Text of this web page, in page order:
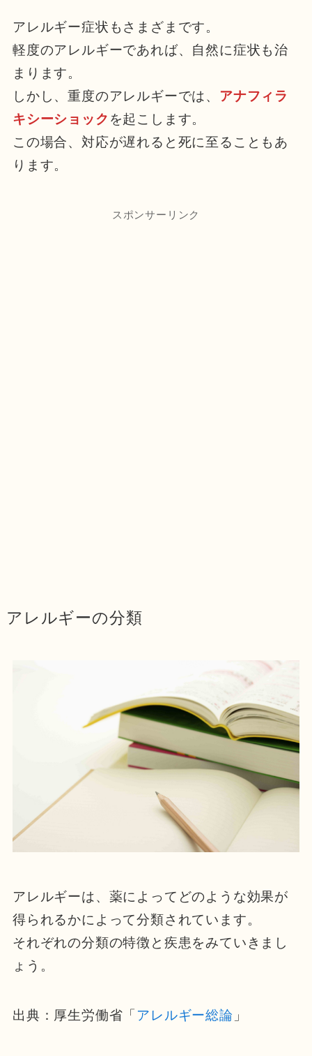
アレルギー症状もさまざまです。
軽度のアレルギーであれば、自然に症状も治
まります。
しかし、重度のアレルギーでは、 アナフィラ
キシーショック を起こします。
この場合、対応が遅れると死に至ることもあ
ります。
スポンサーリンク
アレルギーの分類
アレルギーは、薬によってどのような効果が
得られるかによって分類されています。
それぞれの分類の特徴と疾患をみていきまし
ょう。
出典：厚生労働省「 アレルギー総論 」